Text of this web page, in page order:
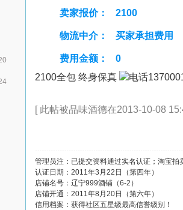
卖家报价： 2100
物流中介： 买家承担费用
费用金额：
0
2100全包 终身保真
电话
[ 此帖被品味酒德在2013-10-08
管理员注：已提交资料通过实名认证；淘宝
认证日期：2011年3月22日（第四年）
店铺名号：辽宁999酒铺（6-2）
店铺开通：2011年8月20日（第六年）
信用档案：获得社区五星级最高信誉级别！